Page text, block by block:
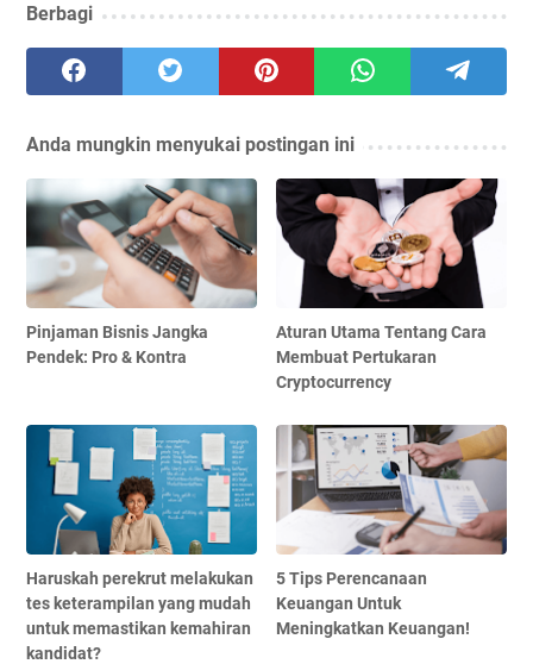
Berbagi
Anda mungkin menyukai postingan ini
Pinjaman Bisnis Jangka
Pendek: Pro & Kontra
Aturan Utama Tentang Cara
Membuat Pertukaran
Cryptocurrency
Haruskah perekrut melakukan
tes keterampilan yang mudah
untuk memastikan kemahiran
kandidat?
5 Tips Perencanaan
Keuangan Untuk
Meningkatkan Keuangan!